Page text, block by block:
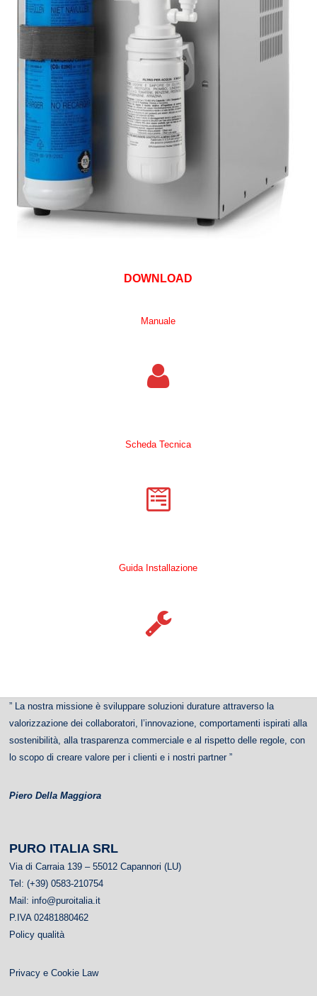
DOWNLOAD
Manuale
Scheda Tecnica
Guida Installazione
” La nostra missione è sviluppare soluzioni durature attraverso la
valorizzazione dei collaboratori, l’innovazione, comportamenti ispirati alla
sostenibilità, alla trasparenza commerciale e al rispetto delle regole, con
lo scopo di creare valore per i clienti e i nostri partner ”
Piero Della Maggiora
PURO ITALIA SRL
Via di Carraia 139 – 55012 Capannori (LU)
Tel: (+39) 0583-210754
Mail:info@puroitalia.it
P.IVA 02481880462
Policy qualità
Privacy e Cookie Law